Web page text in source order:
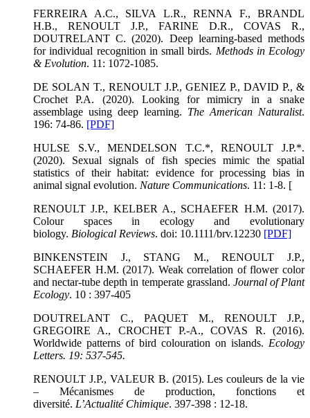
FERREIRA A.C., SILVA L.R., RENNA F., BRANDL
H.B., RENOULT J.P., FARINE D.R., COVAS R.,
DOUTRELANT C. (2020). Deep learning-based methods
for individual recognition in small birds. Methods in Ecology
& Evolution. 11: 1072-1085.
DE SOLAN T., RENOULT J.P., GENIEZ P., DAVID P., &
Crochet P.A. (2020). Looking for mimicry in a snake
assemblage using deep learning. The American Naturalist.
196: 74-86. [PDF]
HULSE S.V., MENDELSON T.C.*, RENOULT J.P.*.
(2020). Sexual signals of fish species mimic the spatial
statistics of their habitat: evidence for processing bias in
animal signal evolution. Nature Communications. 11: 1-8. [
RENOULT J.P., KELBER A., SCHAEFER H.M. (2017).
Colour spaces in ecology and evolutionary
biology. Biological Reviews. doi: 10.1111/brv.12230 [PDF]
BINKENSTEIN J., STANG M., RENOULT J.P.,
SCHAEFER H.M. (2017). Weak correlation of flower color
and nectar-tube depth in temperate grassland. Journal of Plant
Ecology. 10 : 397-405
DOUTRELANT C., PAQUET M., RENOULT J.P.,
GREGOIRE A., CROCHET P.-A., COVAS R. (2016).
Worldwide patterns of bird colouration on islands. Ecology
Letters. 19: 537-545.
RENOULT J.P., VALEUR B. (2015). Les couleurs de la vie
– Mécanismes de production, fonctions et
diversité. L’Actualité Chimique. 397-398 : 12-18.